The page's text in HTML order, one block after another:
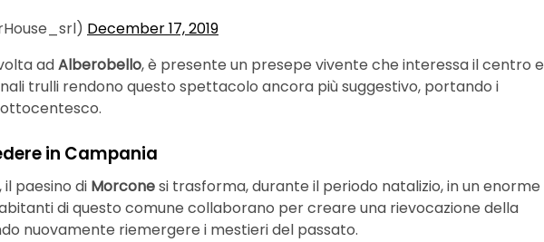
December 17, 2019
adAlberobello, è presente un presepe vivente che interessa il centro e
trulli rendono questo spettacolo ancora più suggestivo, portando i
in Campania
paesino di Morconesi trasforma, durante il periodo natalizio, in un enorme
di questo comune collaborano per creare una rievocazione della
nuovamente riemergere i mestieri del passato.